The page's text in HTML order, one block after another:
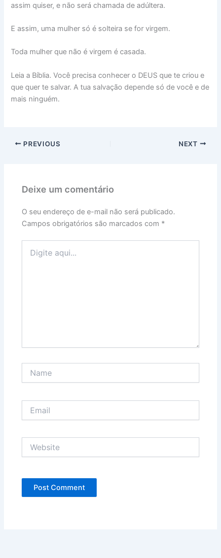
assim quiser, e não será chamada de adúltera.
E assim, uma mulher só é solteira se for virgem.
Toda mulher que não é virgem é casada.
Leia a Bíblia. Você precisa conhecer o DEUS que te criou e
que quer te salvar. A tua salvação depende só de você e de
mais ninguém.
PREVIOUS NEXT
Deixe um comentário
O seu endereço de e-mail não será publicado.
Campos obrigatórios são marcados com *
aqui...